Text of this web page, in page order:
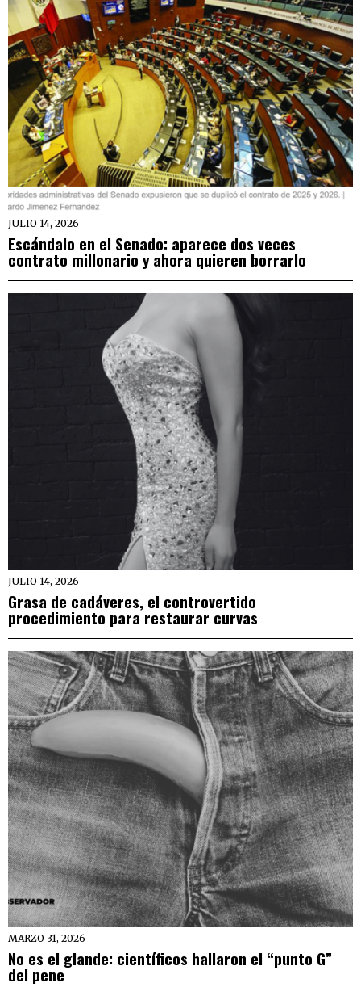
JULIO 14, 2026
Escándalo en el Senado: aparece dos veces
contrato millonario y ahora quieren borrarlo
JULIO 14, 2026
Grasa de cadáveres, el controvertido
procedimiento para restaurar curvas
MARZO 31, 2026
No es el glande: científicos hallaron el “punto G”
del pene